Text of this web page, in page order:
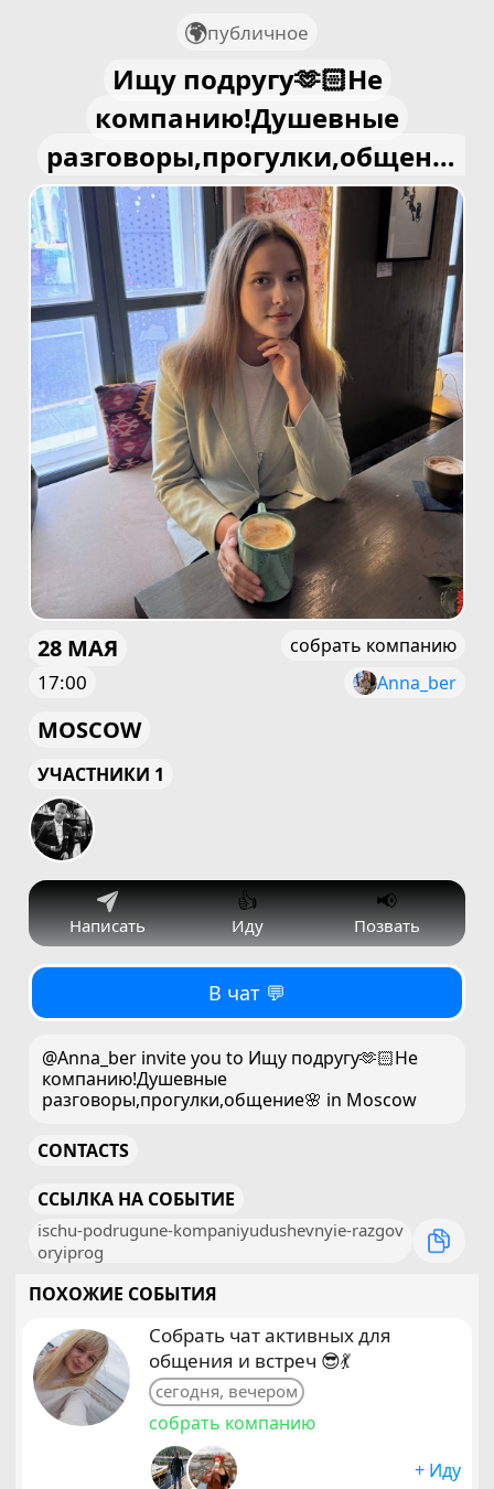
публичное
Ищу подругу🫶🏻Не
компанию!Душевные
разговоры,прогулки,общение
🌸
28 МАЯ
17:00
собрать компанию
Anna_ber
MOSCOW
УЧАСТНИКИ 1
Написать
👍
Иду
📢
Позвать
В чат 💬
@Anna_ber invite you to Ищу подругу🫶🏻Не
компанию!Душевные
разговоры,прогулки,общение🌸 in Moscow
CONTACTS
ССЫЛКА НА СОБЫТИЕ
ischu-podrugune-kompaniyudushevnyie-razgov
oryiprog
ПОХОЖИЕ СОБЫТИЯ
Собрать чат активных для
общения и встреч 😎💃
сегодня, вечером
собрать компанию
+ Иду